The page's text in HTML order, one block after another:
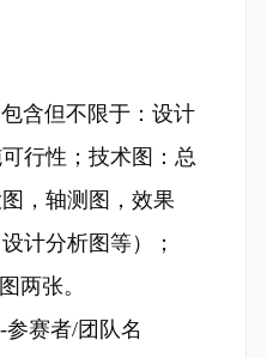
含但不限于：设计
行性；技术图：总
，轴测图，效果
计分析图等）；
两张。
赛者/团队名